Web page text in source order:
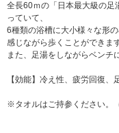
全長60ｍの「日本最大級の足
っていて、
6種類の浴槽に大小様々な形
感じながら歩くことができます
また、足湯をしながらベンチ
【効能】冷え性、疲労回復
※タオルはご持参ください。